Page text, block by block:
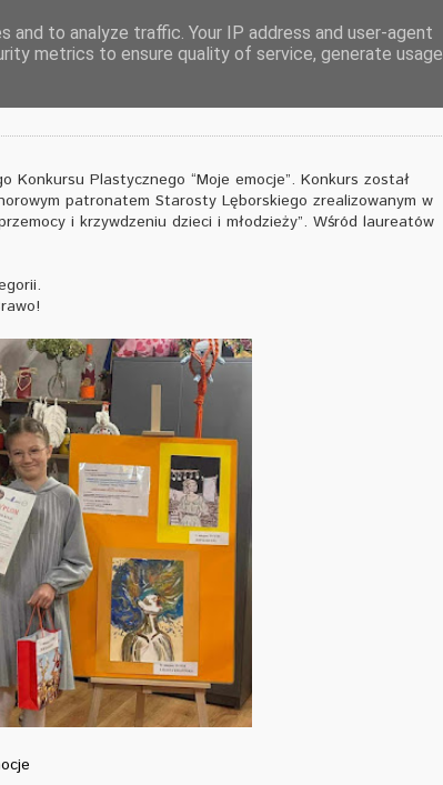
Konkursu Plastycznego “Moje emocje”. Konkurs został
patronatem Starosty Lęborskiego zrealizowanym w
i krzywdzeniu dzieci i młodzieży”. Wśród laureatów
to analyze traffic. Your IP address and user-agent
metrics to ensure quality of service, generate usage